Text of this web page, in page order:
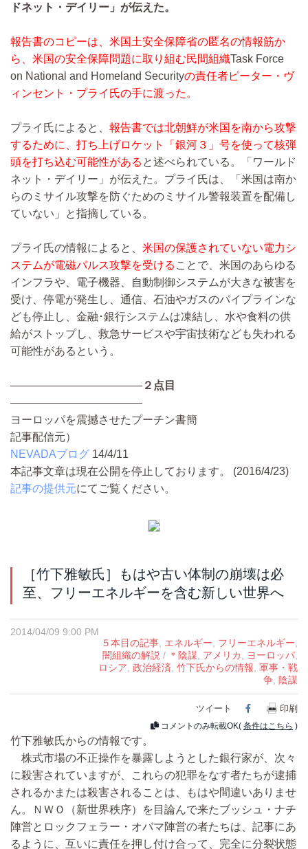
ドネット・デイリー」が伝えた。
報告書のコピーは、米国土安全保障省の匿名の情報筋か
ら、米国の安全保障問題に取り組む民間組織Task Force
on National and Homeland Securityの責任者ピーター・ヴ
ィンセント・プライ氏の手に渡った。
プライ氏によると、 報告書では北朝鮮が米国を南から攻撃
するために、打ち上げロケット「銀河３」号を使って核弾
頭を打ち込む可能性がある と述べられている。「ワールド
ネット・デイリー」が伝えた。プライ氏は、「米国は南か
らのミサイル攻撃を防ぐためのミサイル警報装置を配備し
ていない」と指摘している。
プライ氏の情報によると、 米国の保護されていない電力シ
ステムが電磁パルス攻撃を受ける ことで、米国のあらゆる
インフラや、電子機器、自動制御システムが大きな被害を
受け、停電が発生し、通信、石油やガスのパイプラインな
ども停止し、金融･銀行システムは凍結し、水や食料の供
給がストップし、救急サービスや宇宙技術なども失われる
可能性があるという。
―――――――――――― ２点目
――――――――――――
ヨーロッパを震撼させたプーチン書簡
記事配信元）
NEVADAブログ 14/4/11
本記事文章は現在公開を停止しております。 (2016/4/23)
記事の提供元にてご覧ください。
［竹下雅敏氏］もはや古い体制の崩壊は必
至、フリーエネルギーを含む新しい世界へ
2014/04/09 9:00 PM
５本目の記事 エネルギー フリーエネルギー
闇組織の解説 / ＊陰謀 アメリカ ヨーロッパ
ロシア 政治経済 竹下氏からの情報 軍事・戦
争 陰謀
ツイート Facebook
印刷
コメントのみ転載OK( 条件はこちら )
竹下雅敏氏からの情報です。
株式市場の不正操作を暴露しようとした銀行家が、次々
に殺害されていますが、これらの犯罪をなす者たちが逮捕
されるかまたは殺害されることは、もはや間違いありませ
ん。ＮＷＯ（新世界秩序）を目論んで来たブッシュ・ナチ
陣営とロックフェラー・オバマ陣営の者たちは、記事にあ
るように、互いに責任を押し付け合って、完全に分裂状態